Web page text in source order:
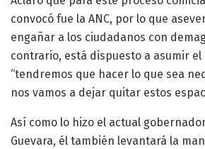
convocó fue la ANC, por lo que
engañar a los ciudadanos con
contrario, está dispuesto a asumir
“tendremos que hacer lo que sea
nos vamos a dejar quitar estos
Así como lo hizo el actual
Guevara, él también levantará la